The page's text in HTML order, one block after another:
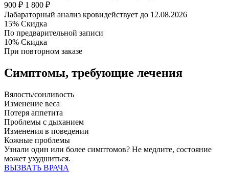
900 ₽ 1 800 ₽
Лабараторный анализ кровидействует до 12.08.2026
15% Скидка
По предварительной записи
10% Скидка
При повторном заказе
Симптомы, требующие лечения
Вялость/сонливость
Изменение веса
Потеря аппетита
Проблемы с дыханием
Изменения в поведении
Кожные проблемы
Узнали один или более симптомов? Не медлите, состояние
может ухудшиться.
ВЫЗВАТЬ ВРАЧА